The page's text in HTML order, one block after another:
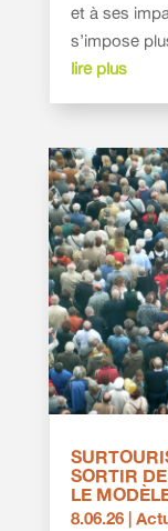
et à ses
s’impose
lire plus
SORTIR
LE
8.06.26|